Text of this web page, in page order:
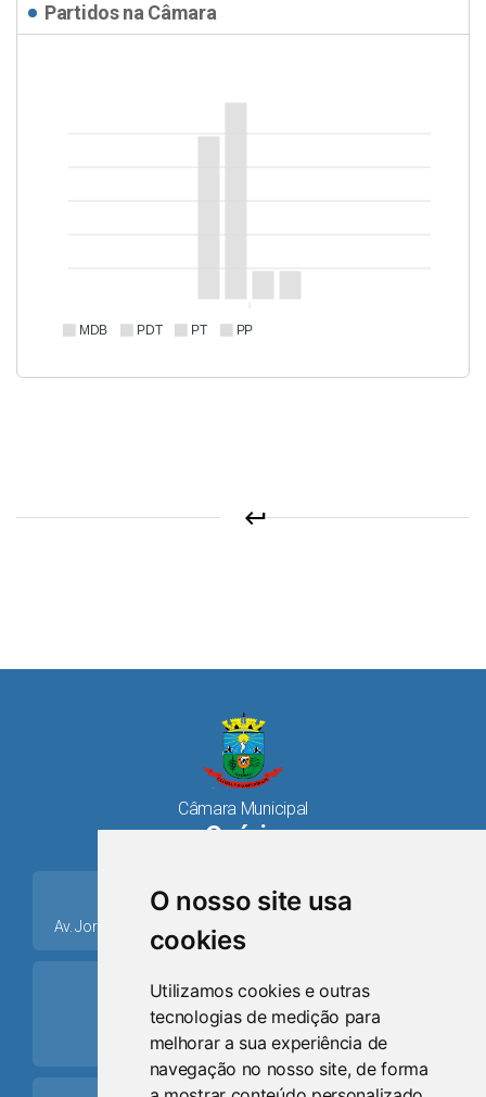
O nosso site usa
cookies
Utilizamos cookies e outras
tecnologias de medição para
melhorar a sua experiência de
navegação no nosso site, de forma
Partidos na Câmara
MDB PDT PT PP
keyboard_return
Câmara Municipal
Osório
place
Av. Jorge Dariva, 1211, Centro CEP: 95520.000 - Osório/RS
ring_volume
Telefone
(51) 9 8024-0884